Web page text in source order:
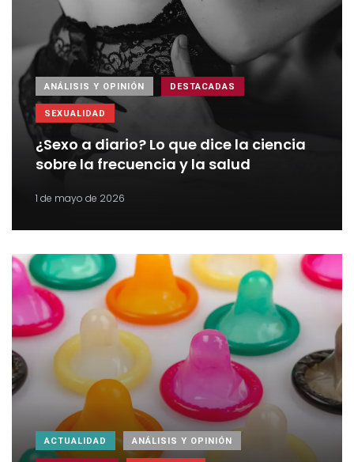
ANÁLISIS Y OPINIÓN DESTACADAS
SEXUALIDAD
¿Sexo a diario? Lo que dice la ciencia
sobre la frecuencia y la salud
1 de mayo de 2026
ACTUALIDAD ANÁLISIS Y OPINIÓN